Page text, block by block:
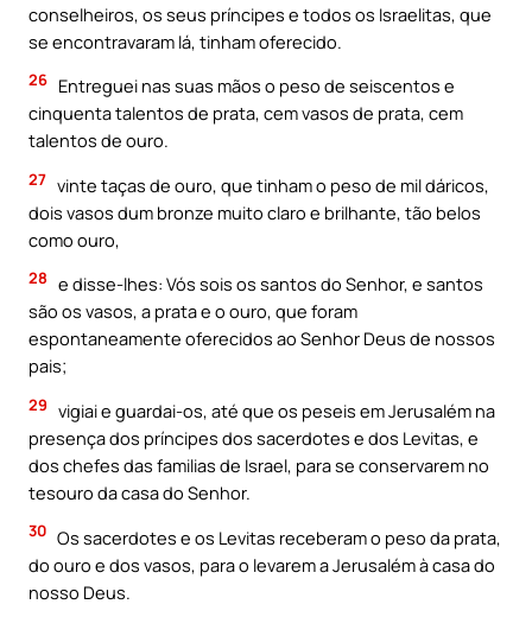
conselheiros, os seus príncipes e todos os Israelitas, que
se encontravaram lá, tinham oferecido.
26 Entreguei nas suas mãos o peso de seiscentos e
cinquenta talentos de prata, cem vasos de prata, cem
talentos de ouro.
27 vinte taças de ouro, que tinham o peso de mil dáricos,
dois vasos dum bronze muito claro e brilhante, tão belos
como ouro,
28 e disse-lhes: Vós sois os santos do Senhor, e santos
são os vasos, a prata e o ouro, que foram
espontaneamente oferecidos ao Senhor Deus de nossos
pais;
29 vigiai e guardai-os, até que os peseis em Jerusalém na
presença dos príncipes dos sacerdotes e dos Levitas, e
dos chefes das familias de Israel, para se conservarem no
tesouro da casa do Senhor.
30 Os sacerdotes e os Levitas receberam o peso da prata,
do ouro e dos vasos, para o levarem a Jerusalém à casa do
nosso Deus.